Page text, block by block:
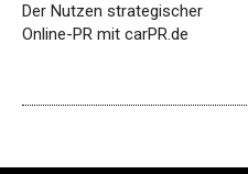
Der Nutzen strategischer
Online-PR mit carPR.de